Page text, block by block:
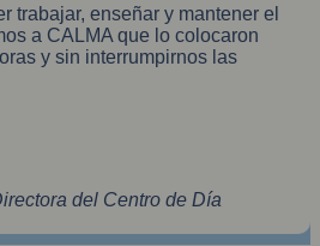
trabajar, enseñar y mantener el
a CALMA que lo colocaron
y sin interrumpirnos las
del Centro de Día